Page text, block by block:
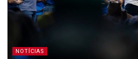
NOTÍCIAS